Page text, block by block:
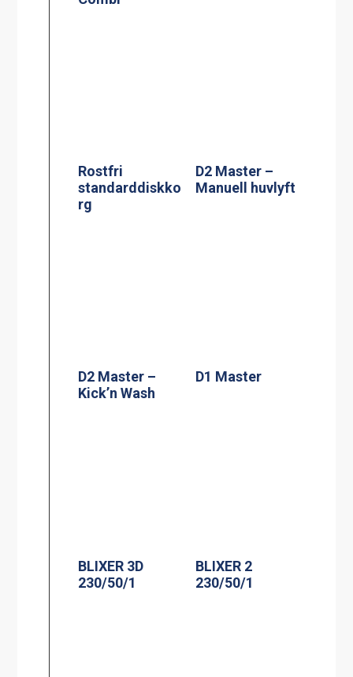
Rostfri
standarddiskko
rg
D2 Master –
Manuell huvlyft
D2 Master –
Kick’n Wash
D1 Master
BLIXER 3D
230/50/1
BLIXER 2
230/50/1